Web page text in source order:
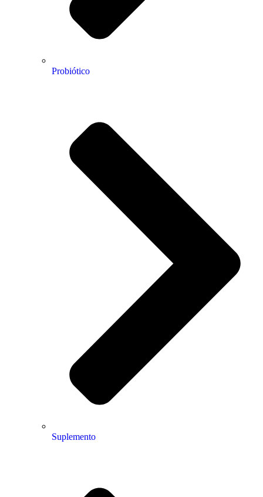
Probiótico
Suplemento